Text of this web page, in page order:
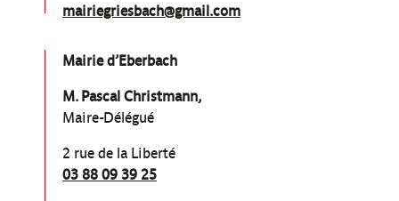
mairiegriesbach@gmail.com
Mairie d’Eberbach
M. Pascal Christmann,
Maire-Délégué
2 rue de la Liberté
03 88 09 39 25